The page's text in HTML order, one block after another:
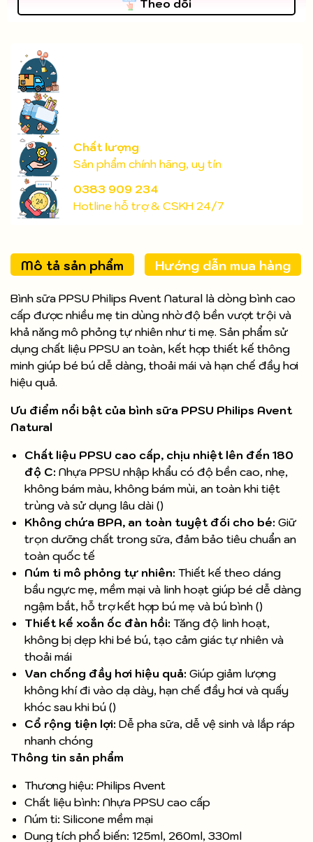
Theo dõi
Chất lượng
Sản phẩm chính hãng, uy tín
0383 909 234
Hotline hỗ trợ & CSKH 24/7
Mô tả sản phẩm Hướng dẫn mua hàng
Bình sữa PPSU Philips Avent Natural là dòng bình cao
cấp được nhiều mẹ tin dùng nhờ độ bền vượt trội và
khả năng mô phỏng tự nhiên như ti mẹ. Sản phẩm sử
dụng chất liệu PPSU an toàn, kết hợp thiết kế thông
minh giúp bé bú dễ dàng, thoải mái và hạn chế đầy hơi
hiệu quả.
Ưu điểm nổi bật của bình sữa PPSU Philips Avent
Natural
Chất liệu PPSU cao cấp, chịu nhiệt lên đến 180
độ C: Nhựa PPSU nhập khẩu có độ bền cao, nhẹ,
không bám màu, không bám mùi, an toàn khi tiệt
trùng và sử dụng lâu dài ()
Không chứa BPA, an toàn tuyệt đối cho bé: Giữ
trọn dưỡng chất trong sữa, đảm bảo tiêu chuẩn an
toàn quốc tế
Núm ti mô phỏng tự nhiên: Thiết kế theo dáng
bầu ngực mẹ, mềm mại và linh hoạt giúp bé dễ dàng
ngậm bắt, hỗ trợ kết hợp bú mẹ và bú bình ()
Thiết kế xoắn ốc đàn hồi: Tăng độ linh hoạt,
không bị dẹp khi bé bú, tạo cảm giác tự nhiên và
thoải mái
Van chống đầy hơi hiệu quả: Giúp giảm lượng
không khí đi vào dạ dày, hạn chế đầy hơi và quấy
khóc sau khi bú ()
Cổ rộng tiện lợi: Dễ pha sữa, dễ vệ sinh và lắp ráp
nhanh chóng
Thông tin sản phẩm
Thương hiệu: Philips Avent
Chất liệu bình: Nhựa PPSU cao cấp
Núm ti: Silicone mềm mại
Dung tích phổ biến: 125ml, 260ml, 330ml